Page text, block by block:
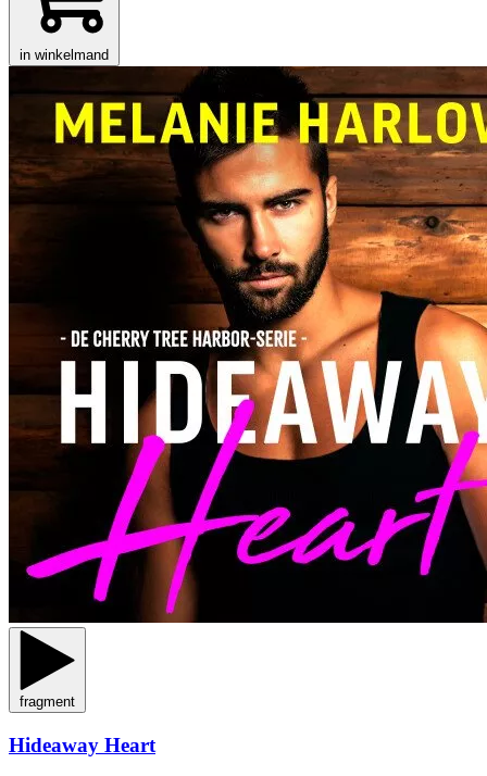
in winkelmand
fragment
Hideaway Heart